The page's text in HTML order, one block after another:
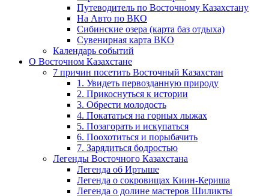
Путеводитель по Восточному Казахстану
На Авто по ВКО
Сибинские озера (карта баз отдыха)
Сувенирная карта ВКО
Календарь событий
О Восточном Казахстане
7 причин посетить Восточный Казахстан
1. Увидеть первозданную природу
2. Прикоснуться к истории
3. Обрести молодость
4. Покататься на горных лыжах
5. Позагорать и искупаться
6. Поохотиться и порыбачить
7. Зарядиться бодростью
Легенды Восточного Казахстана
Легенда об Иртыше
Легенда о сокровищах Киин-Кериша
Легенда о долине мастеров Шиликты